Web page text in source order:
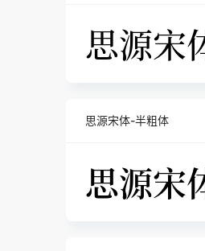
思源宋体-半粗体